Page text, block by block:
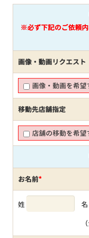
※必ず下記のご依頼
画像・動画リクエスト
画像・動画を希望
移動先店舗指定
店舗の移動を希望
お名前*
姓 名